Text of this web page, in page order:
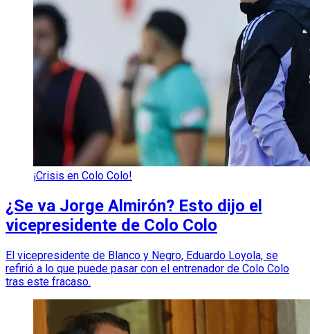
¡Crisis en Colo Colo!
¿Se va Jorge Almirón? Esto dijo el
vicepresidente de Colo Colo
El vicepresidente de Blanco y Negro, Eduardo Loyola, se
refirió a lo que puede pasar con el entrenador de Colo Colo
tras este fracaso.